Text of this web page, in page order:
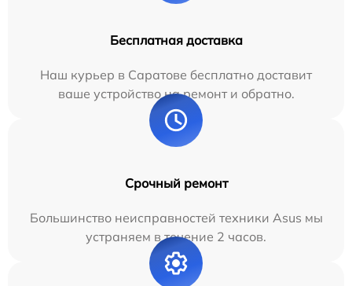
Бесплатная доставка
Наш курьер в Саратове бесплатно доставит
ваше устройство на ремонт и обратно.
Срочный ремонт
Большинство неисправностей техники Asus мы
устраняем в течение 2 часов.